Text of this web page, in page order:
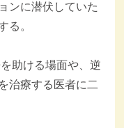
ンに潜伏していた
る。
助ける場面や、逆
治療する医者に二